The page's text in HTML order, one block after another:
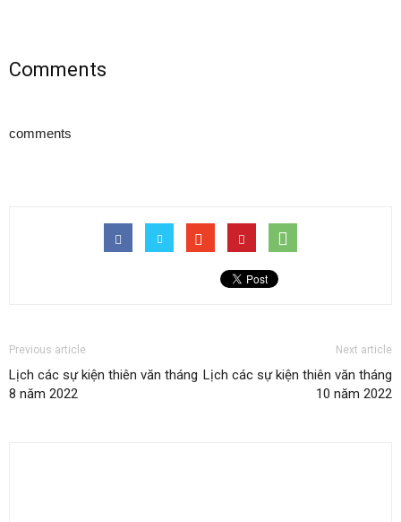
Comments
comments
Previous article
Lịch các sự kiện thiên văn tháng
8 năm 2022
Next article
Lịch các sự kiện thiên văn tháng
10 năm 2022